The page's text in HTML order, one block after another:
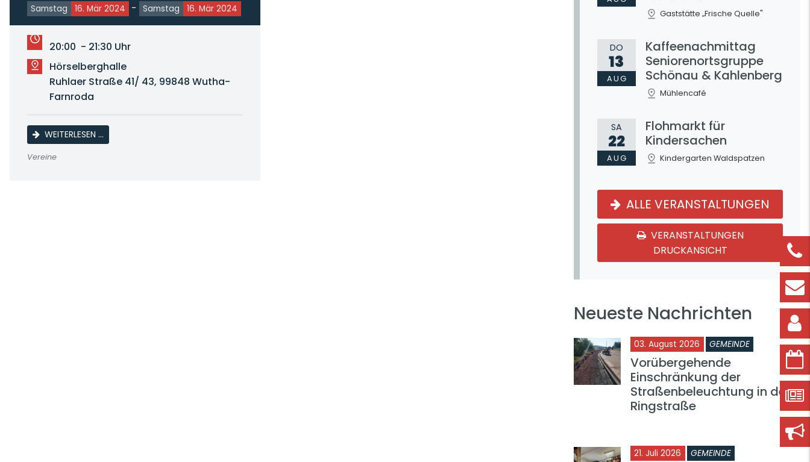
Samstag 16. Mär 2024 - Samstag 16. Mär 2024
20:00 - 21:30 Uhr
Hörselberghalle
Ruhlaer Straße 41/ 43, 99848 Wutha-
Farnroda
WEITERLESEN …HEIMSPIEL 2. MÄNNER
Vereine
Gaststätte „Frische Quelle"
DO
13
AUG
Kaffeenachmittag
Seniorenortsgruppe
Schönau & Kahlenberg
Mühlencafé
SA
22
AUG
Flohmarkt für
Kindersachen
Kindergarten Waldspatzen
ALLE VERANSTALTUNGEN
VERANSTALTUNGEN
DRUCKANSICHT
Neueste Nachrichten
03. August 2026 GEMEINDE
Vorübergehende
Einschränkung der
Straßenbeleuchtung in der
Ringstraße
21. Juli 2026 GEMEINDE